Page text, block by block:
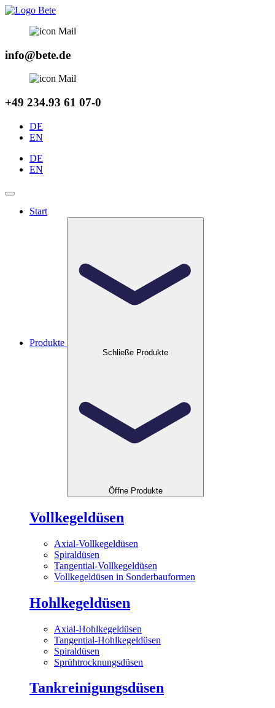
Zum
springen
info@bete.de
+49 234.93 61 07-0
DE
EN
DE
EN
Start
Produkte
Schließe Produkte
Öffne Produkte
Vollkegeldüsen
Axial-Vollkegeldüsen
Spiraldüsen
Tangential-Vollkegeldüsen
Vollkegeldüsen in Sonderbauformen
Hohlkegeldüsen
Axial-Hohlkegeldüsen
Tangential-Hohlkegeldüsen
Spiraldüsen
Sprühtrocknungsdüsen
Tankreinigungsdüsen